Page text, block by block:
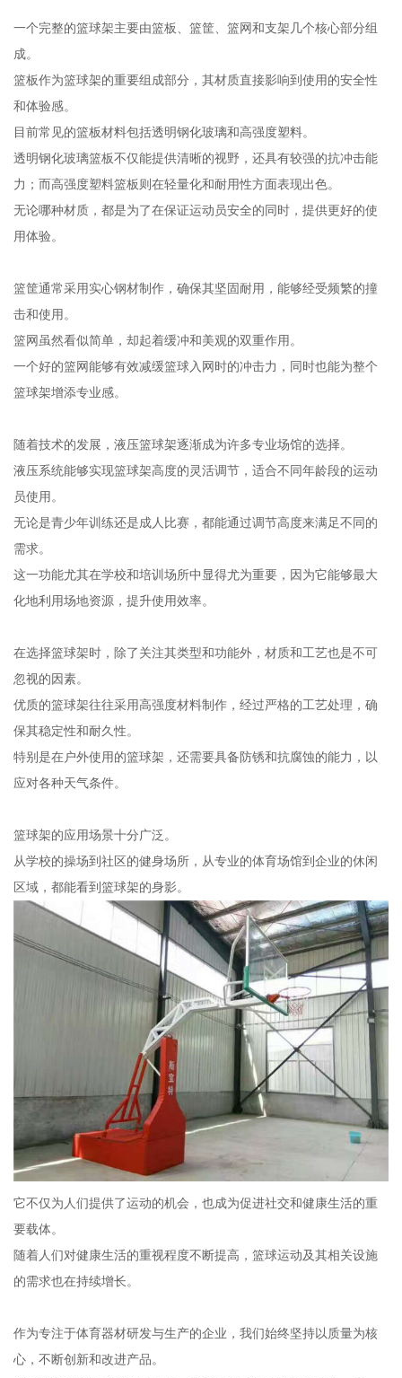
一个完整的篮球架主要由篮板、篮筐、篮网和支架几个核心部分组
成。
篮板作为篮球架的重要组成部分，其材质直接影响到使用的安全性
和体验感。
目前常见的篮板材料包括透明钢化玻璃和高强度塑料。
透明钢化玻璃篮板不仅能提供清晰的视野，还具有较强的抗冲击能
力；而高强度塑料篮板则在轻量化和耐用性方面表现出色。
无论哪种材质，都是为了在保证运动员安全的同时，提供更好的使
用体验。
篮筐通常采用实心钢材制作，确保其坚固耐用，能够经受频繁的撞
击和使用。
篮网虽然看似简单，却起着缓冲和美观的双重作用。
一个好的篮网能够有效减缓篮球入网时的冲击力，同时也能为整个
篮球架增添专业感。
随着技术的发展，液压篮球架逐渐成为许多专业场馆的选择。
液压系统能够实现篮球架高度的灵活调节，适合不同年龄段的运动
员使用。
无论是青少年训练还是成人比赛，都能通过调节高度来满足不同的
需求。
这一功能尤其在学校和培训场所中显得尤为重要，因为它能够最大
化地利用场地资源，提升使用效率。
在选择篮球架时，除了关注其类型和功能外，材质和工艺也是不可
忽视的因素。
优质的篮球架往往采用高强度材料制作，经过严格的工艺处理，确
保其稳定性和耐久性。
特别是在户外使用的篮球架，还需要具备防锈和抗腐蚀的能力，以
应对各种天气条件。
篮球架的应用场景十分广泛。
从学校的操场到社区的健身场所，从专业的体育场馆到企业的休闲
区域，都能看到篮球架的身影。
它不仅为人们提供了运动的机会，也成为促进社交和健康生活的重
要载体。
随着人们对健康生活的重视程度不断提高，篮球运动及其相关设施
的需求也在持续增长。
作为专注于体育器材研发与生产的企业，我们始终坚持以质量为核
心，不断创新和改进产品。